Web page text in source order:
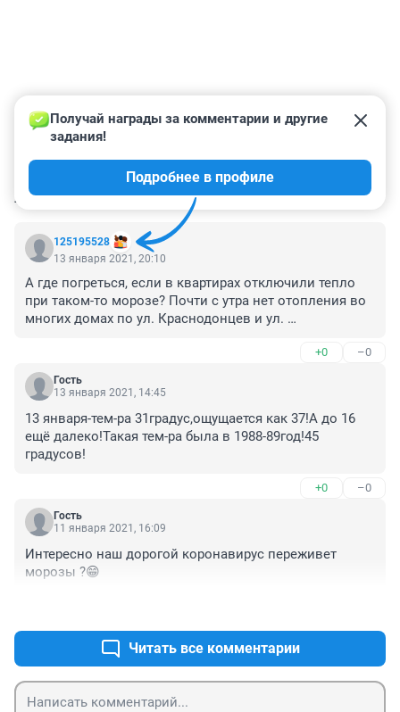
КОММЕНТАРИИ 6
125195528
Получай награды за комментарии и другие
задания!
Подробнее в профиле
13 января 2021, 20:10
А где погреться, если в квартирах отключили тепло
при таком-то морозе? Почти с утра нет отопления во
многих домах по ул. Краснодонцев и ул.
+0 –0
Гость
13 января 2021, 14:45
13 января-тем-ра 31градус,ощущается как 37!А до 16
ещё далеко!Такая тем-ра была в 1988-89год!45
градусов!
+0 –0
Гость
11 января 2021, 16:09
Интересно наш дорогой коронавирус переживет
морозы ?😁
Читать все комментарии